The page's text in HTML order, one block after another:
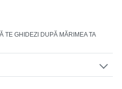
TE GHIDEZI DUPĂ MĂRIMEA TA